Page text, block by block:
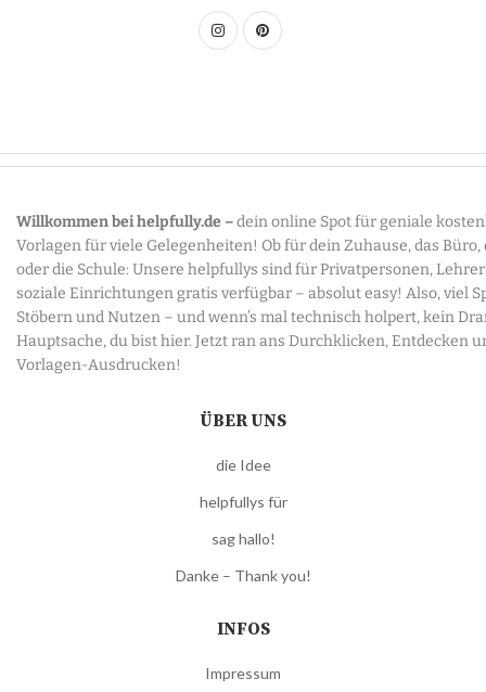
Willkommen bei helpfully.de –dein online Spot für geniale
Vorlagen für viele Gelegenheiten! Ob für dein Zuhause, das Büro,
oder die Schule: Unsere helpfullys sind für Privatpersonen,
soziale Einrichtungen gratis verfügbar – absolut easy! Also, viel
Stöbern und Nutzen – und wenn’s mal technisch holpert, kein
Hauptsache, du bist hier. Jetzt ran ans Durchklicken, Entdecken
Vorlagen-Ausdrucken!
ÜBER UNS
die Idee
helpfullys für
sag hallo!
Danke – Thank you!
INFOS
Impressum